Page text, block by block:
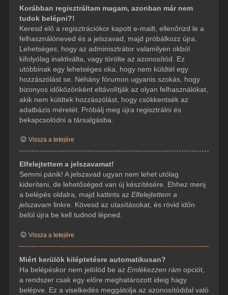
Korábban regisztráltam magam, azonban már nem
tudok belépni?!
Keresd elő a regisztrációkor kapott e-mailt, ellenőrizd le a
felhasználóneved és a jelszavad, majd próbálkozz újra.
Lehetséges, hogy az adminisztrátor valamilyen okból
kifolyólag inaktiválta, vagy törölte az azonosítód. Ez
utóbbinak egy lehetséges oka, hogy nem küldtél egy
hozzászólást se. Néhány fórumon ugyanis szokás, hogy
bizonyos időközönként eltávolítják az olyan felhasználókat,
akik nem küldtek hozzászólást, hogy csökkentsék az
adatbázis méretét. Próbálj meg újra regisztrálni és
bekapcsolódni a társalgásba.
Vissza a tetejére
Elfelejtettem a jelszavamat!
Semmi pánik! A jelszavad ugyan nem lehet utólag
kideríteni, de lehetőséged van új készítésére. Ehhez menj
a belépés oldalra, majd kattints az Elfelejtettem a
jelszavam linkre. Kövesd az utasításokat, és rövid időn
belül újra be kell tudnod lépned.
Vissza a tetejére
Miért kerülök kiléptetésre automatikusan?
Ha belépéskor nem jelölöd be az Emlékezzen rám opciót,
a rendszer csak egy előre meghatározott ideig hagy
belépve. Ez a viselkedés meggátolja az azonosítóddal való